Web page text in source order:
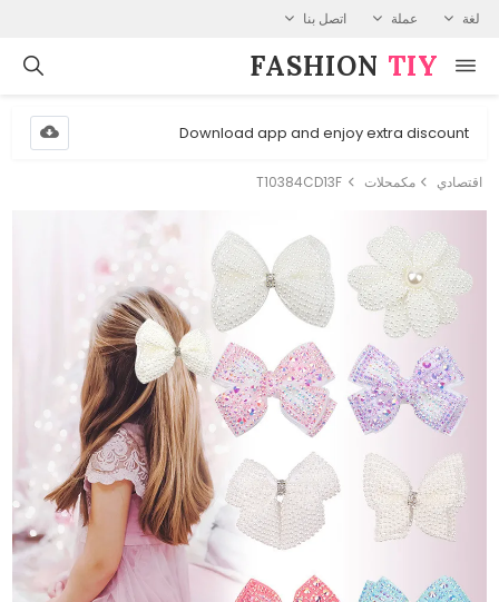
لغة عملة اتصل بنا
FASHION⁠ TIY
Download app and enjoy extra discount
اقتصادي مكمحلات T10384CD13F